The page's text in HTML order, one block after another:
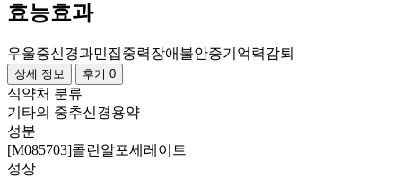
효능효과
우울증신경과민집중력장애 불안증기억력감퇴
상세 정보 후기 0
식약처 분류
기타의 중추신경용약
성분
[M085703]콜린알포세레이트
성상